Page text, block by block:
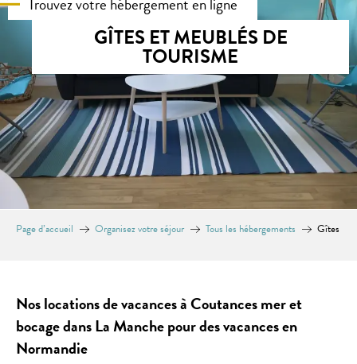
GÎTES ET MEUBLÉS DE
TOURISME
Page d’accueil Organisez votre séjour Tous les hébergements Gîtes
Nos locations de vacances à Coutances mer et
bocage dans La Manche pour des vacances en
Normandie